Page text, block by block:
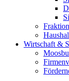
Wirtschaft &